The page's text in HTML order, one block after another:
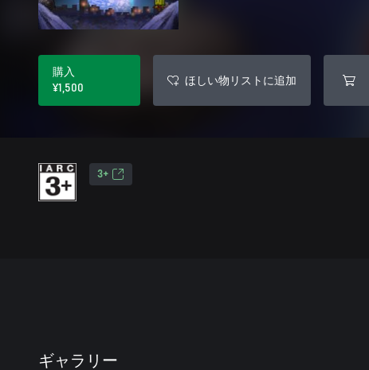
購入
¥1,500
ほしい物リストに追加
3+
ギャラリー